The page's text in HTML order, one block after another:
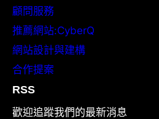
顧問服務
推薦網站:CyberQ
網站設計與建構
合作提案
RSS
歡迎追蹤我們的最新消息